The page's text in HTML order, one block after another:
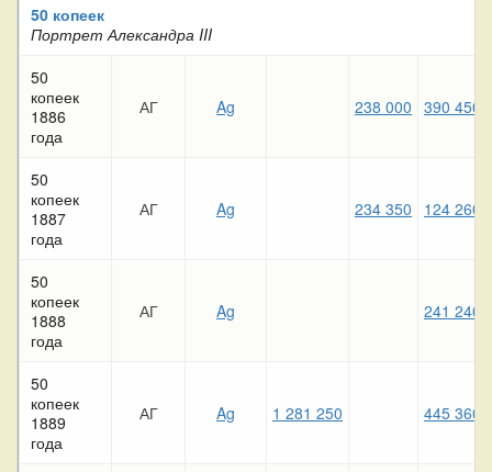
50 копеек
Портрет Александра III
50
копеек
1886
года
АГ Ag 238 000 390 450
50
копеек
1887
года
АГ Ag 234 350 124 260
50
копеек
1888
года
АГ Ag 241 240
50
копеек
1889
года
АГ Ag 1 281 250 445 360